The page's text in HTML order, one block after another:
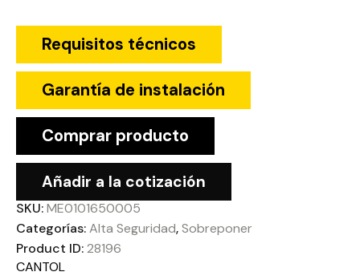
Requisitos técnicos
Garantía de instalación
Comprar producto
Añadir a la cotización
SKU:ME0101650005
Categorías:Alta Seguridad,Sobreponer
Product ID:28196
CANTOL